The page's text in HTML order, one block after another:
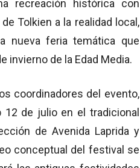
recreación histórica con
Tolkien a la realidad local,
nueva feria temática que
de la Edad Media.
coordinadores del evento,
12 de julio en el tradicional
de Avenida Laprida y
conceptual del festival se